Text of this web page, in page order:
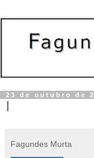
23 de outubro de
I
Fagundes Murta